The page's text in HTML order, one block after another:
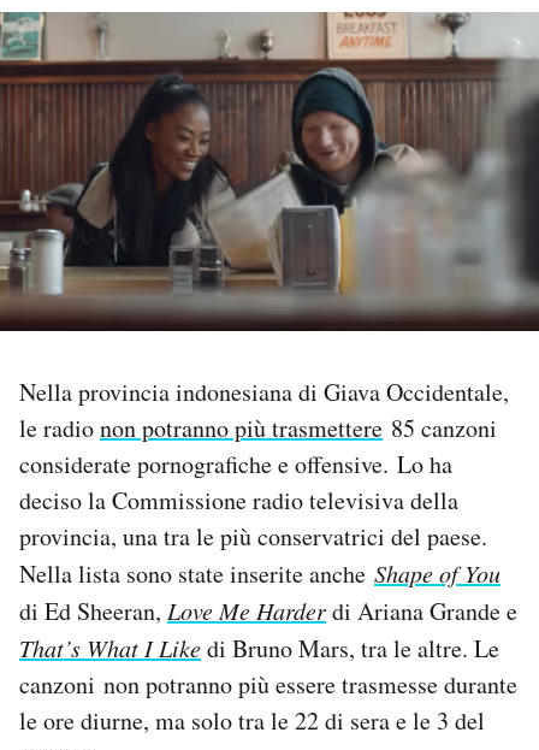
PODCAST
NEWSLETTER
I MIEI PREFERITI
SHOP
CALENDARIO
AREA PERSONALE
Area Personale
Newsletter
Notifiche mobile
Regala il Post
Hai bisogno di aiuto?
Nella provincia indonesiana di Giava Occidentale,
le radionon potranno più trasmettere 85 canzoni
considerate pornografiche e offensive. Lo ha
deciso la Commissione radio televisiva della
provincia, una tra le più conservatrici del paese.
Nella lista sono state inserite anche Shape of You
di Ed Sheeran, Love Me Harderdi Ariana Grande e
That’s What I Likedi Bruno Mars, tra le altre. Le
canzoni non potranno più essere trasmesse durante
le ore diurne, ma solo tra le 22 di sera e le 3 del